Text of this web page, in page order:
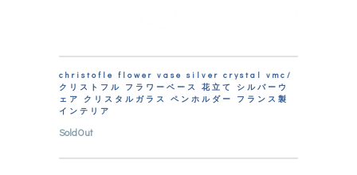
christofle flower vase silver crystal vmc/
クリストフル フラワーベース 花立て シルバーウ
ェア クリスタルガラス ペンホルダー フランス製
インテリア
SoldOut